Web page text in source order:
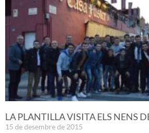
LA PLANTILLA VISITA ELS NENS
15 de desembre de 2015